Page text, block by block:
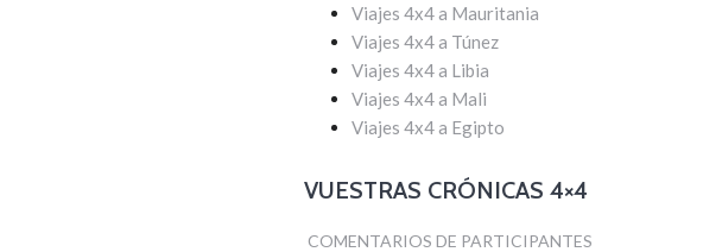
Viajes 4x4 a Mauritania
Viajes 4x4 a Túnez
Viajes 4x4 a Libia
Viajes 4x4 a Mali
Viajes 4x4 a Egipto
VUESTRAS CRÓNICAS 4×4
COMENTARIOS DE PARTICIPANTES